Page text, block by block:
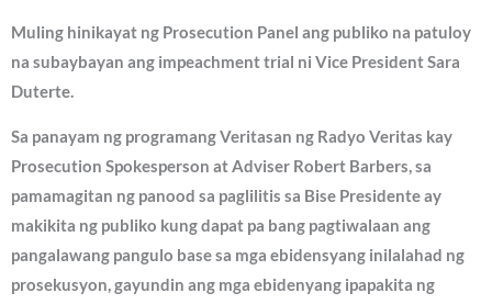
Muling hinikayat ng Prosecution Panel ang publiko na patuloy
na subaybayan ang impeachment trial ni Vice President Sara
Duterte.
Sa panayam ng programang Veritasan ng Radyo Veritas kay
Prosecution Spokesperson at Adviser Robert Barbers, sa
pamamagitan ng panood sa paglilitis sa Bise Presidente ay
makikita ng publiko kung dapat pa bang pagtiwalaan ang
pangalawang pangulo base sa mga ebidensyang inilalahad ng
prosekusyon, gayundin ang mga ebidenyang ipapakita ng